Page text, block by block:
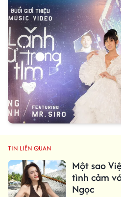
TIN LIÊN QUAN
Một sao
tình cảm
Ngọc